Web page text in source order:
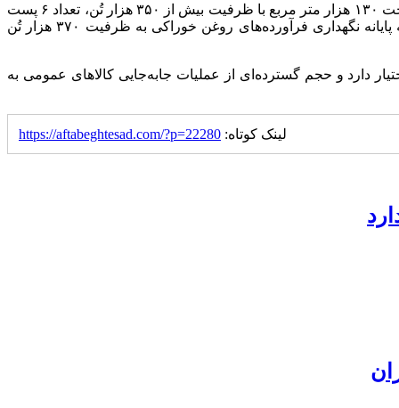
گفتنی است؛ بندر شهید رجایی یکی از مهم‌ترین مبادی ورودی کالای اساسی کشور محسوب می‌شود که دارای ۱۸ باب انبار مسقف به مساحت ۱۳۰ هزار متر مربع با ظرفیت بیش از ۳۵۰ هزار تُن، تعداد ۶ پست
اسکله ویژه کالای اساسی، ظرفیت ۱۰۰ هزار تُن انواع کالاهای اساسی فله خشک، ۹۰ هزار متر مربع محوطه بارانداز و همچنین تعداد سه پایانه نگهداری فرآورده‌های روغن خوراکی به ظرفیت ۳۷۰ هزار تُن
کشور را در اختیار دارد و حجم گسترده‌ای از عملیات جابه‌جایی کالاهای عمومی به
لینک کوتاه: https://aftabeghtesad.com/?p=22280